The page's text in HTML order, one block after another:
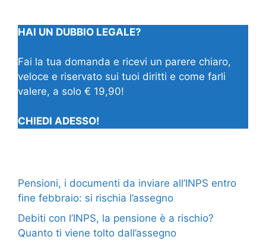
HAI UN DUBBIO LEGALE?
Fai la tua domanda e ricevi un parere chiaro,
veloce e riservato sui tuoi diritti e come farli
valere, a solo € 19,90!
CHIEDI ADESSO!
Pensioni, i documenti da inviare all’INPS entro
fine febbraio: si rischia l’assegno
Debiti con l’INPS, la pensione è a rischio?
Quanto ti viene tolto dall’assegno